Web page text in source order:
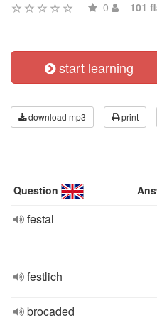
0 101
start learning
download mp3 print
Question
festal
festlich
brocaded